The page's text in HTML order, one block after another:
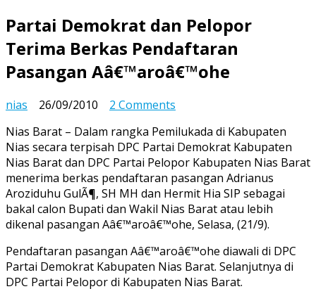
Partai Demokrat dan Pelopor
Terima Berkas Pendaftaran
Pasangan Aâ€™aroâ€™ohe
nias 26/09/2010 2 Comments
Demokrat
dan
Pelopor
Terima
Berkas
Pendaftaran
Pasangan
Aâ€™aroâ€™ohe
Nias Barat – Dalam rangka Pemilukada di Kabupaten
Nias secara terpisah DPC Partai Demokrat Kabupaten
Nias Barat dan DPC Partai Pelopor Kabupaten Nias Barat
menerima berkas pendaftaran pasangan Adrianus
Aroziduhu GulÃ¶, SH MH dan Hermit Hia SIP sebagai
bakal calon Bupati dan Wakil Nias Barat atau lebih
dikenal pasangan Aâ€™aroâ€™ohe, Selasa, (21/9).
Pendaftaran pasangan Aâ€™aroâ€™ohe diawali di DPC
Partai Demokrat Kabupaten Nias Barat. Selanjutnya di
DPC Partai Pelopor di Kabupaten Nias Barat.